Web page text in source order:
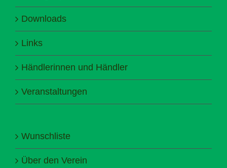
Downloads
Links
Händlerinnen und Händler
Veranstaltungen
Wunschliste
Über den Verein